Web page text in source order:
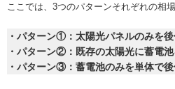
ここでは、3つのパターンそれぞれの相
・パターン①：太陽光パネルのみを
・パターン②：既存の太陽光に蓄電
・パターン③：蓄電池のみを単体で